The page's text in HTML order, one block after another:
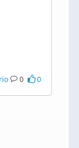
0 0